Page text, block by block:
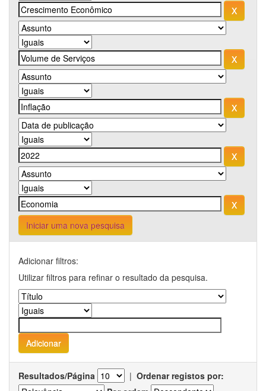
Iniciar uma nova pesquisa
Adicionar filtros:
Utilizar filtros para refinar o resultado da pesquisa.
Resultados/Página | Ordenar registos por: